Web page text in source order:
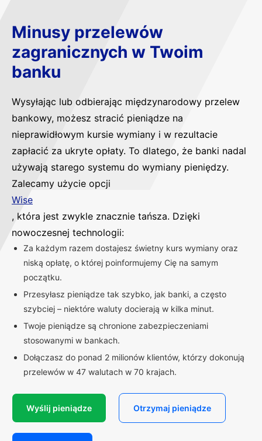
Minusy przelewów
zagranicznych w Twoim
banku
Wysyłając lub odbierając międzynarodowy przelew
bankowy, możesz stracić pieniądze na
nieprawidłowym kursie wymiany i w rezultacie
zapłacić za ukryte opłaty. To dlatego, że banki nadal
używają starego systemu do wymiany pieniędzy.
Zalecamy użycie opcji
Wise
, która jest zwykle znacznie tańsza. Dzięki
nowoczesnej technologii:
Za każdym razem dostajesz świetny kurs wymiany oraz
niską opłatę, o której poinformujemy Cię na samym
początku.
Przesyłasz pieniądze tak szybko, jak banki, a często
szybciej – niektóre waluty docierają w kilka minut.
Twoje pieniądze są chronione zabezpieczeniami
stosowanymi w bankach.
Dołączasz do ponad 2 milionów klientów, którzy dokonują
przelewów w 47 walutach w 70 krajach.
Wyślij pieniądze Otrzymaj pieniądze